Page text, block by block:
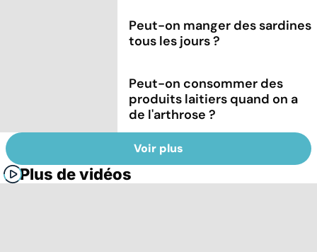
Peut-on manger des sardines
tous les jours ?
Peut-on consommer des
produits laitiers quand on a
de l'arthrose ?
Voir plus
Plus de vidéos